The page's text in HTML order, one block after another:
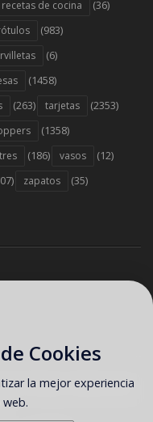
recetas de cocina (36)
(983)
(6)
(1458)
(263) tarjetas (2353)
(1358)
(186) vasos (12)
zapatos (35)
para fiestas y celebraciones
Cookies
la mejor experiencia